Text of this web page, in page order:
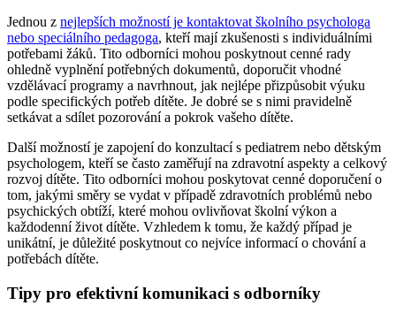
Jednou z nejlepších možností je kontaktovat školního psychologa
nebo speciálního pedagoga, kteří mají zkušenosti s individuálními
potřebami žáků. Tito odborníci mohou poskytnout cenné rady
ohledně vyplnění potřebných dokumentů, doporučit vhodné
vzdělávací programy a navrhnout, jak nejlépe přizpůsobit výuku
podle specifických potřeb dítěte. Je dobré se s nimi pravidelně
setkávat a sdílet pozorování a pokrok vašeho dítěte.
Další možností je zapojení do konzultací s pediatrem nebo dětským
psychologem, kteří se často zaměřují na zdravotní aspekty a celkový
rozvoj dítěte. Tito odborníci mohou poskytovat cenné doporučení o
tom, jakými směry se vydat v případě zdravotních problémů nebo
psychických obtíží, které mohou ovlivňovat školní výkon a
každodenní život dítěte. Vzhledem k tomu, že každý případ je
unikátní, je důležité poskytnout co nejvíce informací o chování a
potřebách dítěte.
Tipy pro efektivní komunikaci s odborníky